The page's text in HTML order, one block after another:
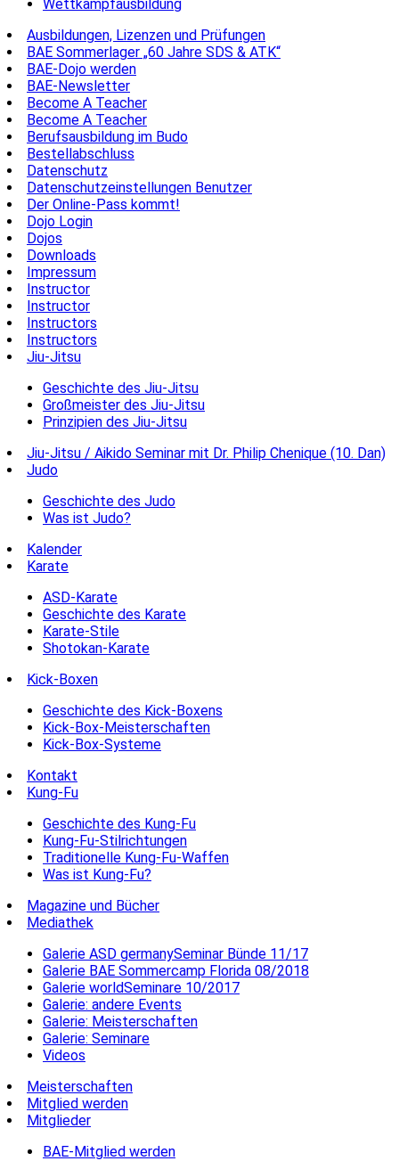
Wettkampfausbildung
Ausbildungen, Lizenzen und Prüfungen
BAE Sommerlager „60 Jahre SDS & ATK“
BAE-Dojo werden
BAE-Newsletter
Become A Teacher
Become A Teacher
Berufsausbildung im Budo
Bestellabschluss
Datenschutz
Datenschutzeinstellungen Benutzer
Der Online-Pass kommt!
Dojo Login
Dojos
Downloads
Impressum
Instructor
Instructor
Instructors
Instructors
Jiu-Jitsu
Geschichte des Jiu-Jitsu
Großmeister des Jiu-Jitsu
Prinzipien des Jiu-Jitsu
Jiu-Jitsu / Aikido Seminar mit Dr. Philip Chenique (10. Dan)
Judo
Geschichte des Judo
Was ist Judo?
Kalender
Karate
ASD-Karate
Geschichte des Karate
Karate-Stile
Shotokan-Karate
Kick-Boxen
Geschichte des Kick-Boxens
Kick-Box-Meisterschaften
Kick-Box-Systeme
Kontakt
Kung-Fu
Geschichte des Kung-Fu
Kung-Fu-Stilrichtungen
Traditionelle Kung-Fu-Waffen
Was ist Kung-Fu?
Magazine und Bücher
Mediathek
Galerie ASD germanySeminar Bünde 11/17
Galerie BAE Sommercamp Florida 08/2018
Galerie worldSeminare 10/2017
Galerie: andere Events
Galerie: Meisterschaften
Galerie: Seminare
Videos
Meisterschaften
Mitglied werden
Mitglieder
BAE-Mitglied werden